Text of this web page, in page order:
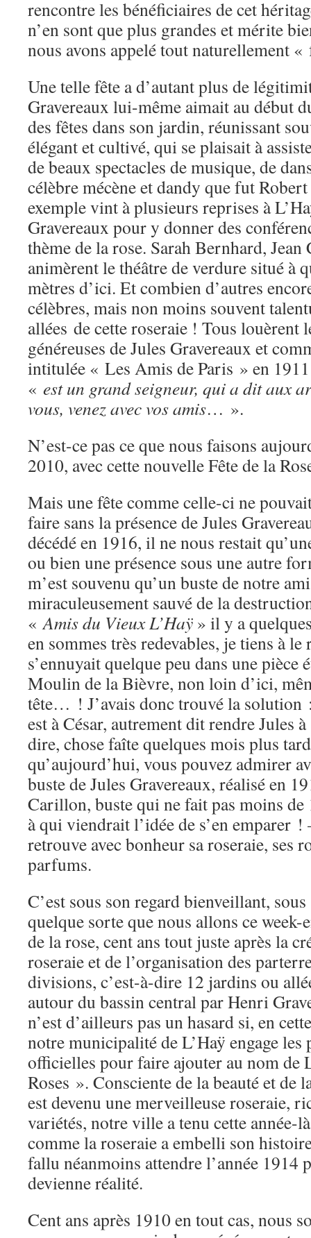
rencontre les bénéficiaires de cet
n’en sont que plus grandes et mérite
nous avons appelé tout naturellement «
Une telle fête a d’autant plus de
Gravereaux lui-même aimait au début
des fêtes dans son jardin, réunissant
élégant et cultivé, qui se plaisait à
de beaux spectacles de musique, de
célèbre mécène et dandy que fut
exemple vint à plusieurs reprises à
Gravereaux pour y donner des
thème de la rose. Sarah Bernhard,
animèrent le théâtre de verdure situé à
mètres d’ici. Et combien d’autres
célèbres, mais non moins souvent
allées de cette roseraie ! Tous louèrent
généreuses de Jules Gravereaux et
intitulée « Les Amis de Paris » en
« est un grand seigneur, qui a dit aux
vous, venez avec vos amis… ».
N’est-ce pas ce que nous faisons
2010, avec cette nouvelle Fête de la
Mais une fête comme celle-ci ne
faire sans la présence de Jules
décédé en 1916, il ne nous restait
ou bien une présence sous une autre
m’est souvenu qu’un buste de notre
miraculeusement sauvé de la
«Amis du Vieux L’Haÿ » il y a
en sommes très redevables, je tiens à
s’ennuyait quelque peu dans une pièce
Moulin de la Bièvre, non loin d’ici,
tête… ! J’avais donc trouvé la solution
est à César, autrement dit rendre Jules
dire, chose faîte quelques mois plus
qu’aujourd’hui, vous pouvez admirer
buste de Jules Gravereaux, réalisé en
Carillon, buste qui ne fait pas moins
à qui viendrait l’idée de s’en emparer
retrouve avec bonheur sa roseraie, ses
parfums.
C’est sous son regard bienveillant,
quelque sorte que nous allons ce week-
de la rose, cent ans tout juste après la
roseraie et de l’organisation des
divisions, c’est-à-dire 12 jardins ou
autour du bassin central par Henri
n’est d’ailleurs pas un hasard si, en
notre municipalité de L’Haÿ engage les
officielles pour faire ajouter au nom de
Roses ». Consciente de la beauté et de
est devenu une merveilleuse roseraie,
variétés, notre ville a tenu cette année-
comme la roseraie a embelli son
fallu néanmoins attendre l’année 1914
devienne réalité.
Cent ans après 1910 en tout cas, nous